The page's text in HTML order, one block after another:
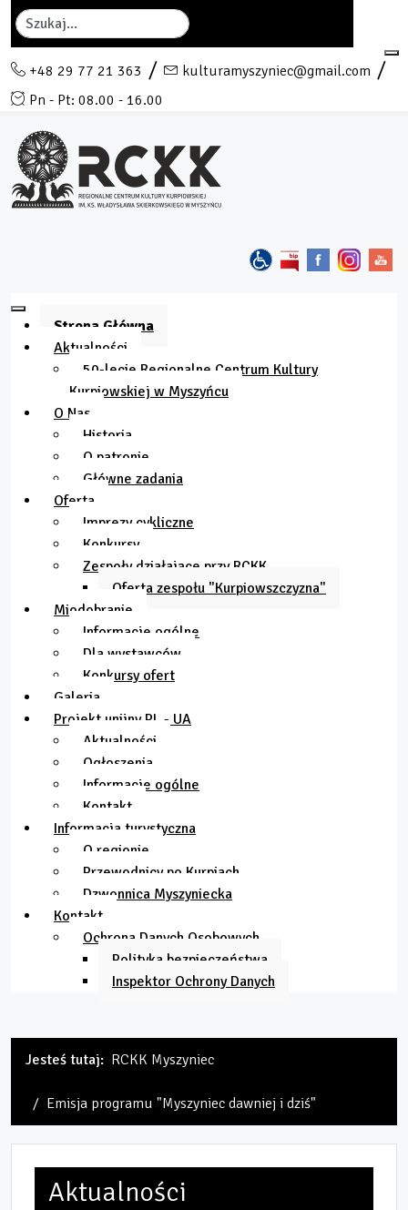
Szukaj
+48 29 77 21 363
kulturamyszyniec@gmail.com
Pn - Pt: 08.00 - 16.00
Strona Główna
Aktualności
50-lecie Regionalne Centrum Kultury
Kurpiowskiej w Myszyńcu
O Nas
Historia
O patronie
Główne zadania
Oferta
Imprezy cykliczne
Konkursy
Zespoły działające przy RCKK
Oferta zespołu "Kurpiowszczyzna"
Miodobranie
Informacje ogólne
Dla wystawców
Konkursy ofert
Galeria
Projekt unijny PL - UA
Aktualności
Ogłoszenia
Informacje ogólne
Kontakt
Informacja turystyczna
O regionie
Przewodnicy po Kurpiach
Dzwonnica Myszyniecka
Kontakt
Ochrona Danych Osobowych
Polityka bezpieczeństwa
Inspektor Ochrony Danych
Jesteś tutaj: RCKK Myszyniec
Emisja programu "Myszyniec dawniej i dziś"
Aktualności